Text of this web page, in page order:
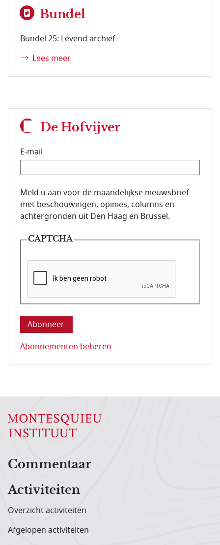
Bundel
Bundel 25: Levend archief
Lees meer
De Hofvijver
E-mail
E-mailadres van de abonnee.
Meld u aan voor de maandelijkse nieuwsbrief
met beschouwingen, opinies, columns en
achtergronden uit Den Haag en Brussel.
CAPTCHA
Deze vraag is om te controleren dat u een mens
Abonnementen beheren
Hoofdnavigatiemenu
Commentaar
Activiteiten
Overzicht activiteiten
Afgelopen activiteiten